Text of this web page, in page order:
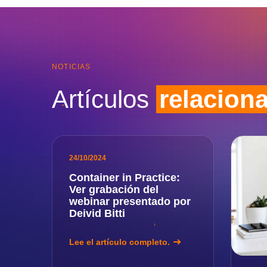
NOTICIAS
Artículos
24/10/2024
Container in Practice:
Ver grabación del
webinar presentado por
Deivid Bitti
Lee el artículo completo.